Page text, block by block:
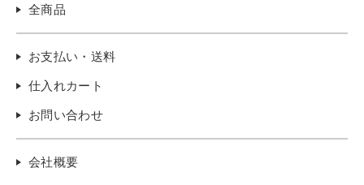
全商品
お支払い・送料
仕入れカート
お問い合わせ
会社概要